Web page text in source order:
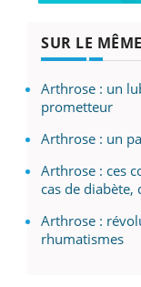
SUR LE
Arthrose : un
prometteur
Arthrose : un
Arthrose : ces
cas de diabète,
Arthrose :
rhumatismes